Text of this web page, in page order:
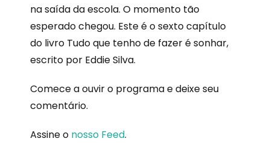
na saída da escola. O momento tão
esperado chegou. Este é o sexto capítulo
do livro Tudo que tenho de fazer é sonhar,
escrito por Eddie Silva.
Comece a ouvir o programa e deixe seu
comentário.
Assine o nosso Feed.